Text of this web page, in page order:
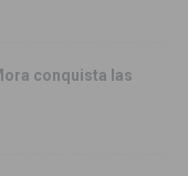
conquista las